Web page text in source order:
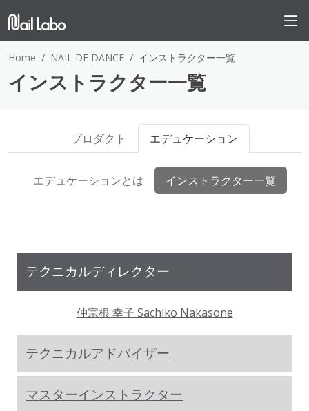
Home NAIL DE DANCE インストラクター一覧
インストラクター一覧
プロダクト エデュケーション
エデュケーションとは インストラクター一覧
テクニカルディレクター
仲宗根 幸子 Sachiko Nakasone
テクニカルアドバイザー
マスターインストラクター